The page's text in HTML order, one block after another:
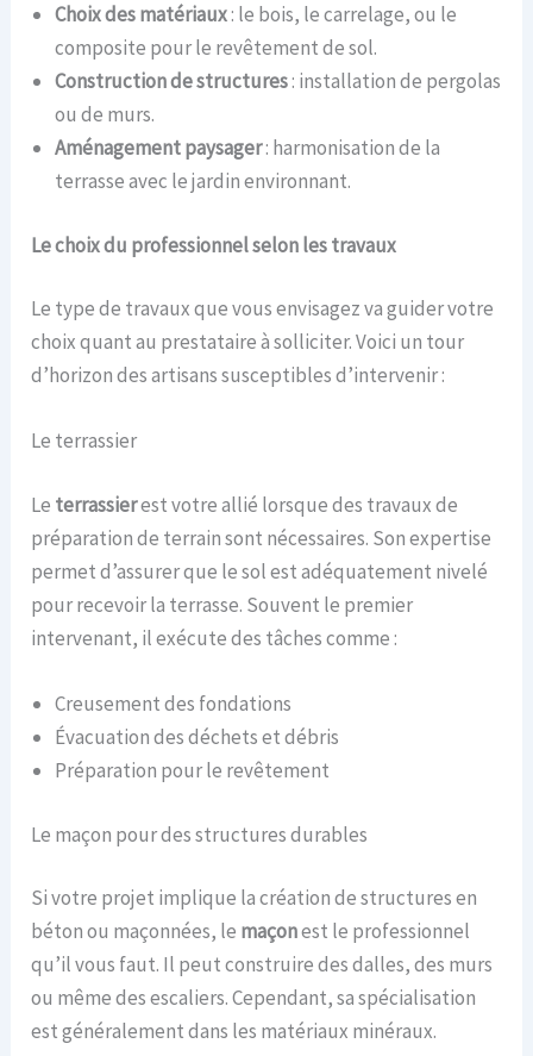
Choix des matériaux: le bois, le carrelage, ou le
composite pour le revêtement de sol.
Construction de structures: installation de pergolas
ou de murs.
Aménagement paysager: harmonisation de la
terrasse avec le jardin environnant.
Le choix du professionnel selon les travaux
Le type de travaux que vous envisagez va guider votre
choix quant au prestataire à solliciter. Voici un tour
d’horizon des artisans susceptibles d’intervenir :
Le terrassier
Le terrassierest votre allié lorsque des travaux de
préparation de terrain sont nécessaires. Son expertise
permet d’assurer que le sol est adéquatement nivelé
pour recevoir la terrasse. Souvent le premier
intervenant, il exécute des tâches comme :
Creusement des fondations
Évacuation des déchets et débris
Préparation pour le revêtement
Le maçon pour des structures durables
Si votre projet implique la création de structures en
béton ou maçonnées, le maçonest le professionnel
qu’il vous faut. Il peut construire des dalles, des murs
ou même des escaliers. Cependant, sa spécialisation
est généralement dans les matériaux minéraux.